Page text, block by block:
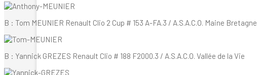
B : Tom MEUNIER Renault Clio 2 Cup # 153 A-FA.3 / A.S.A.C.O. Maine Bretagne
B : Yannick GREZES Renault Clio # 188 F2000.3 / A.S.A.C.O. Vallée de la Vie